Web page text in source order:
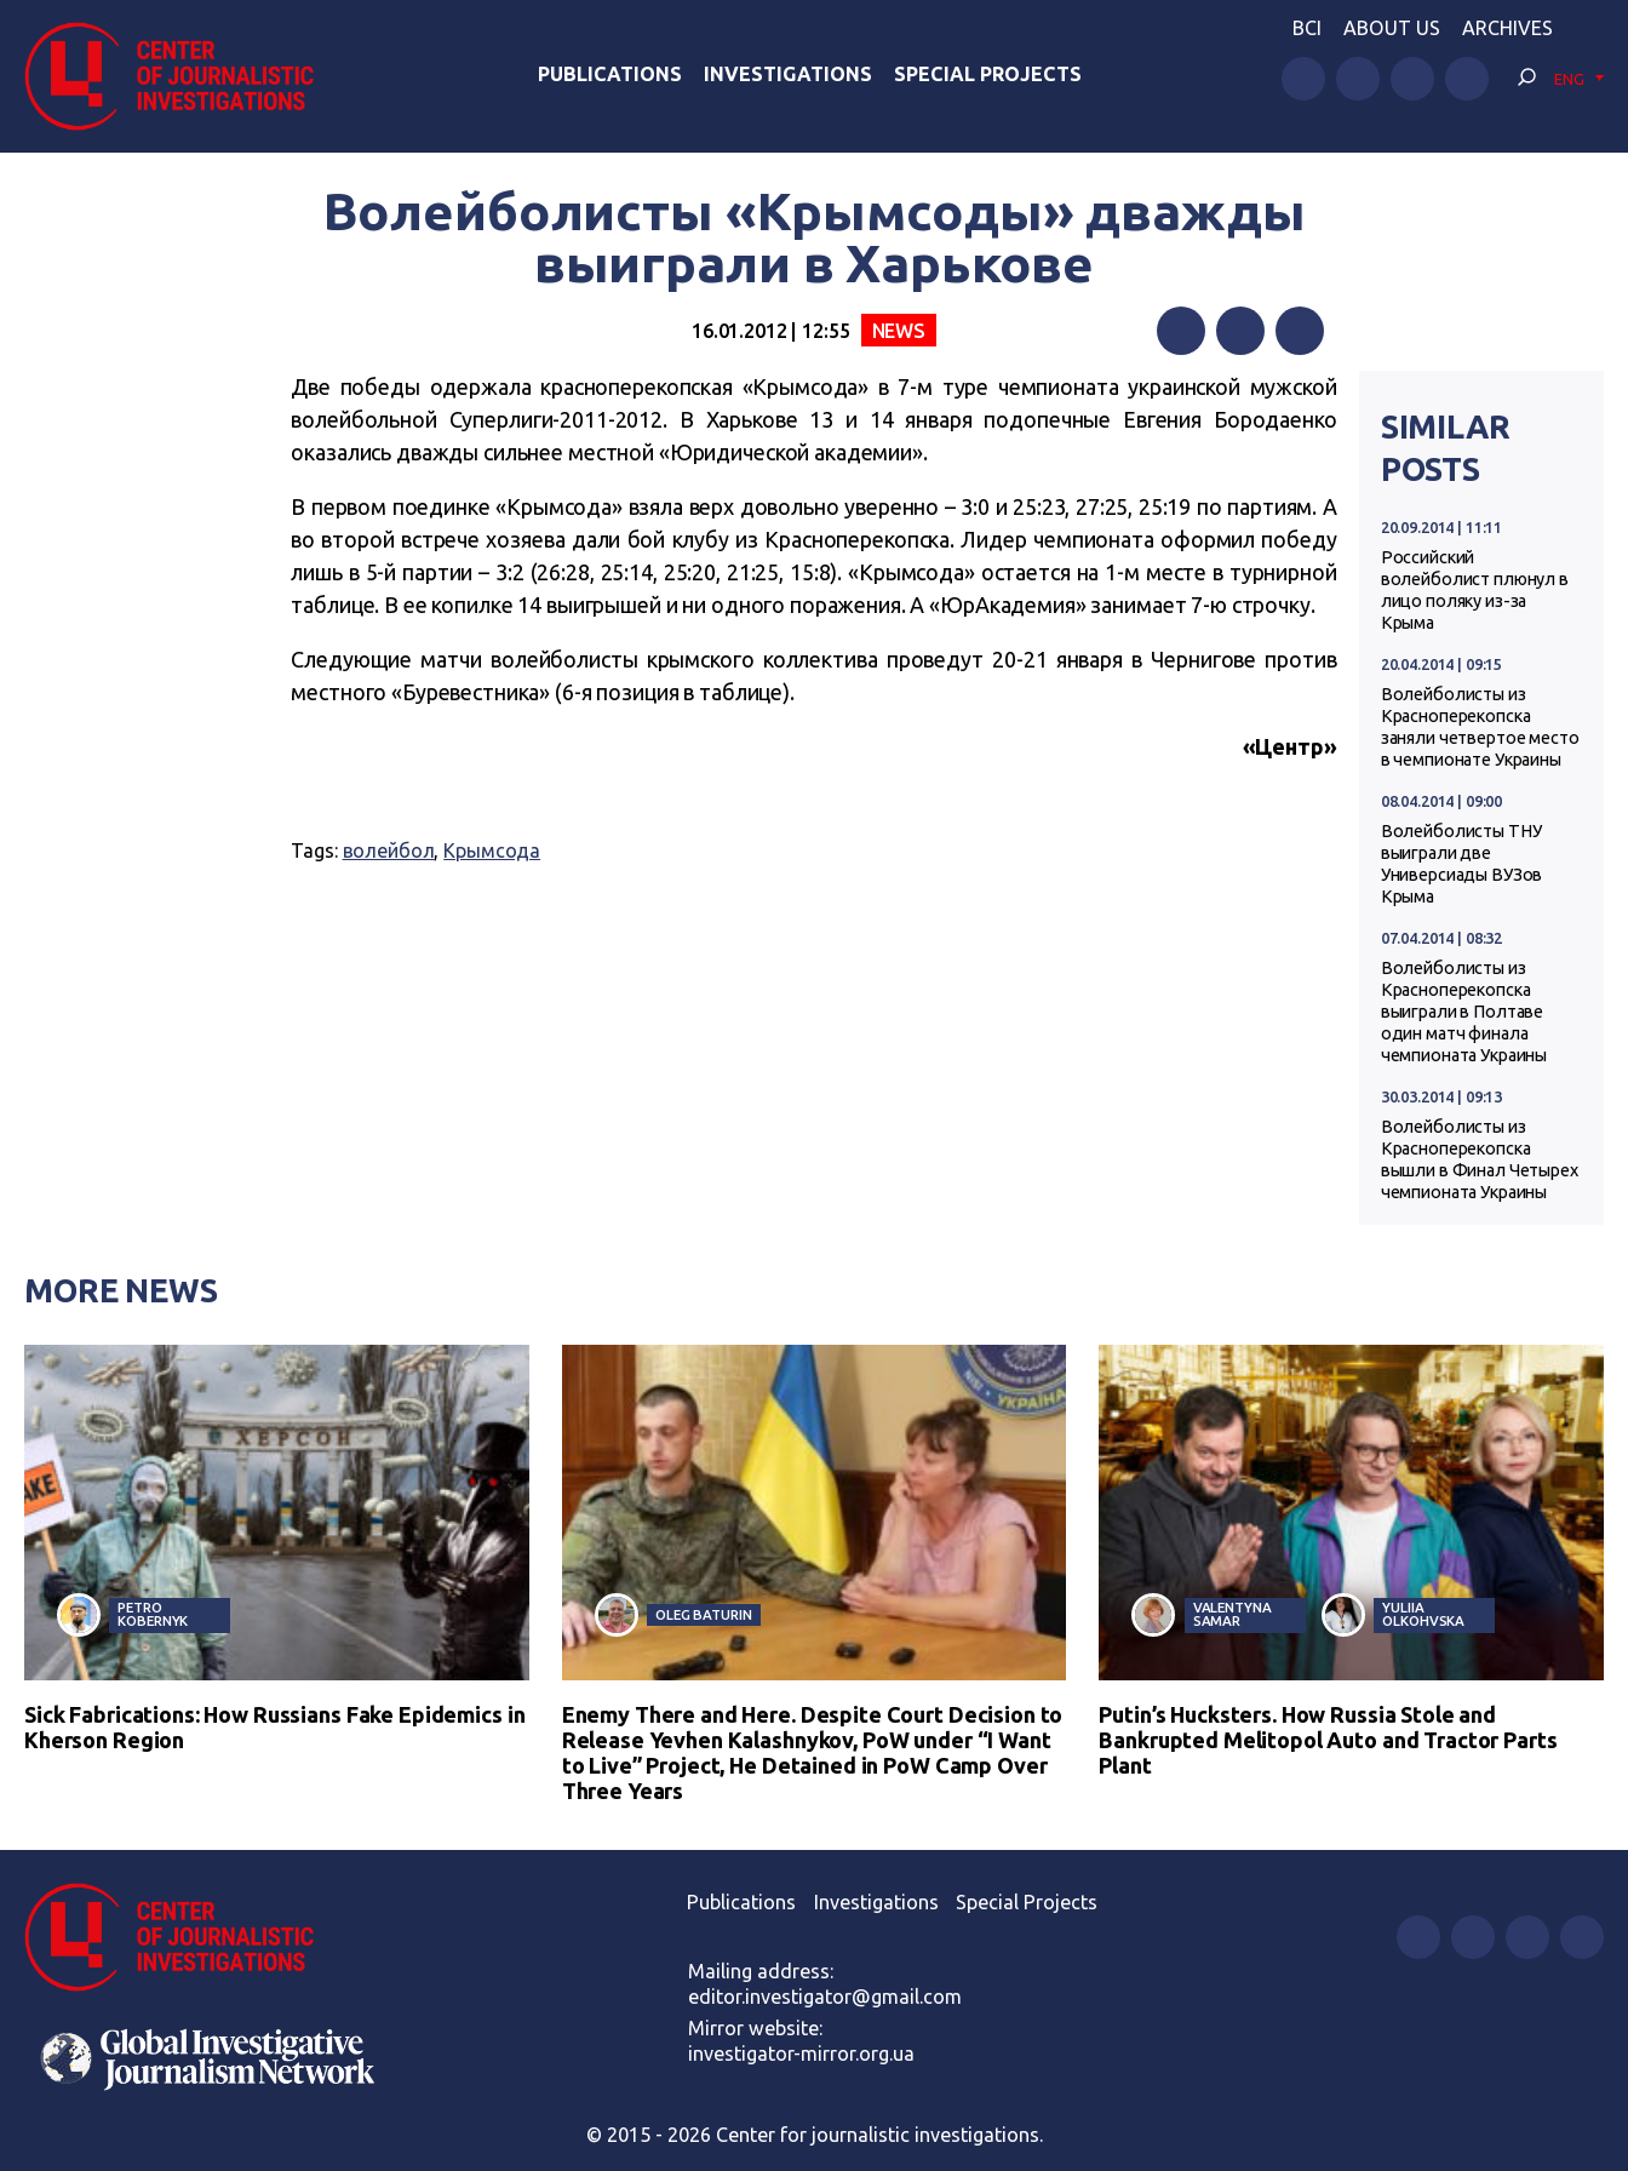
PUBLICATIONS INVESTIGATIONS SPECIAL PROJECTS
BCI ABOUT US ARCHIVES
ENG
Волейболисты «Крымсоды» дважды
выиграли в Харькове
16.01.2012 | 12:55 NEWS
FacebookTwitterTelegram
Две победы одержала красноперекопская «Крымсода» в 7-м туре чемпионата украинской мужской
волейбольной Суперлиги-2011-2012. В Харькове 13 и 14 января подопечные Евгения Бородаенко
оказались дважды сильнее местной «Юридической академии».
В первом поединке «Крымсода» взяла верх довольно уверенно – 3:0 и 25:23, 27:25, 25:19 по партиям. А
во второй встрече хозяева дали бой клубу из Красноперекопска. Лидер чемпионата оформил победу
лишь в 5-й партии – 3:2 (26:28, 25:14, 25:20, 21:25, 15:8). «Крымсода» остается на 1-м месте в турнирной
таблице. В ее копилке 14 выигрышей и ни одного поражения. А «ЮрАкадемия» занимает 7-ю строчку.
Следующие матчи волейболисты крымского коллектива проведут 20-21 января в Чернигове против
местного «Буревестника» (6-я позиция в таблице).
«Центр»
Tags: волейбол, Крымсода
SIMILAR
POSTS
20.09.2014 | 11:11
Российский
волейболист плюнул в
лицо поляку из-за
Крыма
20.04.2014 | 09:15
Волейболисты из
Красноперекопска
заняли четвертое место
в чемпионате Украины
08.04.2014 | 09:00
Волейболисты ТНУ
выиграли две
Универсиады ВУЗов
Крыма
07.04.2014 | 08:32
Волейболисты из
Красноперекопска
выиграли в Полтаве
один матч финала
чемпионата Украины
30.03.2014 | 09:13
Волейболисты из
Красноперекопска
вышли в Финал Четырех
чемпионата Украины
MORE NEWS
PETRO
KOBERNYK
Sick Fabrications: How Russians Fake Epidemics in
Kherson Region
OLEG BATURIN
Enemy There and Here. Despite Court Decision to
Release Yevhen Kalashnykov, PoW under “I Want
to Live” Project, He Detained in PoW Camp Over
Three Years
VALENTYNA
SAMAR
YULIIA
OLKOHVSKA
Putin’s Hucksters. How Russia Stole and
Bankrupted Melitopol Auto and Tractor Parts
Plant
Publications Investigations Special Projects
Mailing address:
editor.investigator@gmail.com
Mirror website:
investigator-mirror.org.ua
© 2015 - 2026 Center for journalistic investigations.